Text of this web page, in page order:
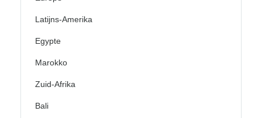
Latijns-Amerika
Egypte
Marokko
Zuid-Afrika
Bali